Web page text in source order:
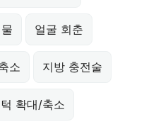
얼굴 회춘
소 지방 충전술
턱 확대/축소